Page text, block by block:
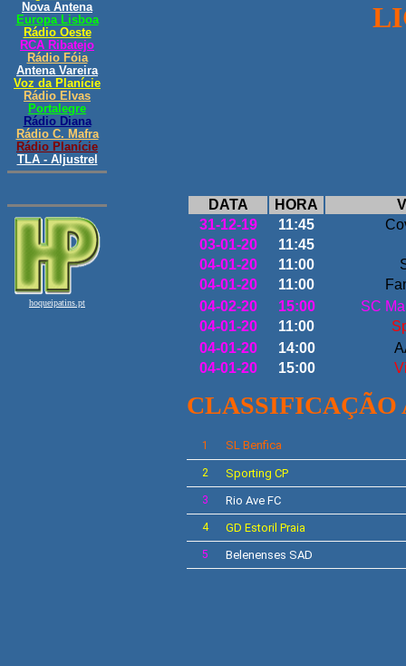
DATA HORA
31-12-19
11:45
03-01-20
11:45
04-01-20
11:00
04-01-20
11:00
04-02-20
15:00
SC
04-01-20
11:00
04-01-20
14:00
04-01-20
15:00
CLASSIFICAÇÃO
1 SL Benfica
2 Sporting CP
3 Rio Ave FC
4 GD Estoril Praia
5 Belenenses SAD